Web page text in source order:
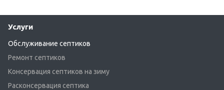
Услуги
Обслуживание септиков
Ремонт септиков
Консервация септиков на зиму
Расконсервация септика